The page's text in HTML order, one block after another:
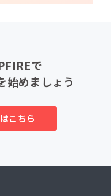
で
始めましょう
こちら